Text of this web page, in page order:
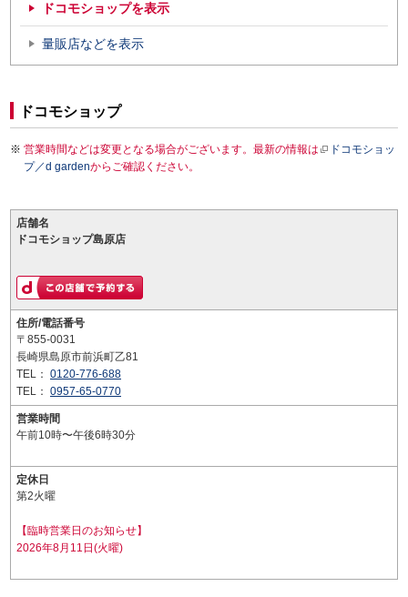
ドコモショップを表示
量販店などを表示
ドコモショップ
営業時間などは変更となる場合がございます。最新の情報は
ドコモショッ
プ／d gardenからご確認ください。
店舗名
ドコモショップ島原店
住所/電話番号
〒855-0031
長崎県島原市前浜町乙81
TEL： 0120-776-688
TEL： 0957-65-0770
営業時間
午前10時〜午後6時30分
定休日
第2火曜
【臨時営業日のお知らせ】
2026年8月11日(火曜)